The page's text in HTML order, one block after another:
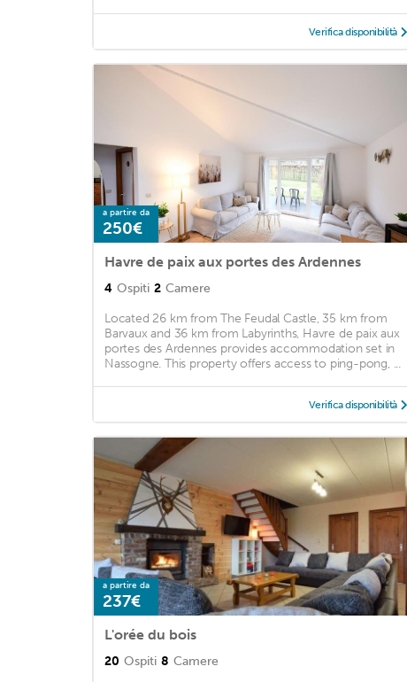
Verifica disponibilità
a partire da
250€
Havre de paix aux portes des Ardennes
4 Ospiti 2 Camere
Located 26 km from The Feudal Castle, 35 km from
Barvaux and 36 km from Labyrinths, Havre de paix aux
portes des Ardennes provides accommodation set in
Nassogne. This property offers access to ping-pong, ...
Verifica disponibilità
a partire da
237€
L'orée du bois
20 Ospiti 8 Camere